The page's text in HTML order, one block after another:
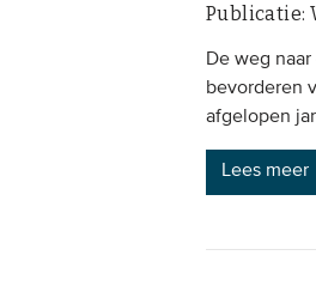
Publicatie:
De weg
bevorderen
afgelopen
Lees meer